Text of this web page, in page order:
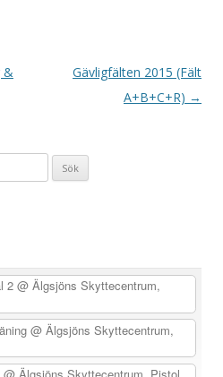
&
Gävligfälten 2015 (Fält
A+B+C+R) →
2 @ Älgsjöns Skyttecentrum,
@ Älgsjöns Skyttecentrum,